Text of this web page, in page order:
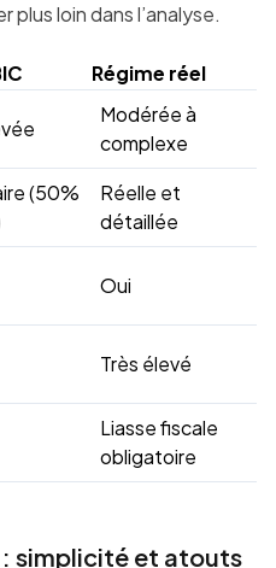
plus loin dans l’analyse.
Régime réel
Modérée à
complexe
(50%
Réelle et
détaillée
Oui
Très élevé
Liasse fiscale
obligatoire
simplicité et atouts